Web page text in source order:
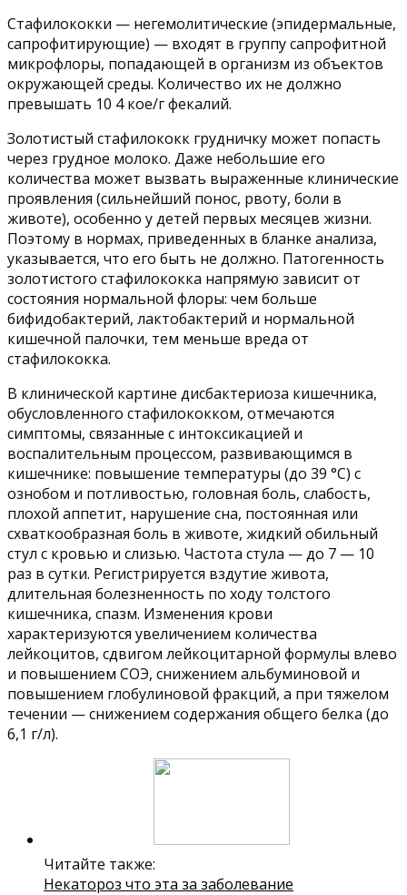
Стафилококки — негемолитические (эпидермальные,
сапрофитирующие) — входят в группу сапрофитной
микрофлоры, попадающей в организм из объектов
окружающей среды. Количество их не должно
превышать 10 4 кое/г фекалий.
Золотистый стафилококк грудничку может попасть
через грудное молоко. Даже небольшие его
количества может вызвать выраженные клинические
проявления (сильнейший понос, рвоту, боли в
животе), особенно у детей первых месяцев жизни.
Поэтому в нормах, приведенных в бланке анализа,
указывается, что его быть не должно. Патогенность
золотистого стафилококка напрямую зависит от
состояния нормальной флоры: чем больше
бифидобактерий, лактобактерий и нормальной
кишечной палочки, тем меньше вреда от
стафилококка.
В клинической картине дисбактериоза кишечника,
обусловленного стафилококком, отмечаются
симптомы, связанные с интоксикацией и
воспалительным процессом, развивающимся в
кишечнике: повышение температуры (до 39 °C) с
ознобом и потливостью, головная боль, слабость,
плохой аппетит, нарушение сна, постоянная или
схваткообразная боль в животе, жидкий обильный
стул с кровью и слизью. Частота стула — до 7 — 10
раз в сутки. Регистрируется вздутие живота,
длительная болезненность по ходу толстого
кишечника, спазм. Изменения крови
характеризуются увеличением количества
лейкоцитов, сдвигом лейкоцитарной формулы влево
и повышением СОЭ, снижением альбуминовой и
повышением глобулиновой фракций, а при тяжелом
течении — снижением содержания общего белка (до
6,1 г/л).
Читайте также:
Некатороз что эта за заболевание